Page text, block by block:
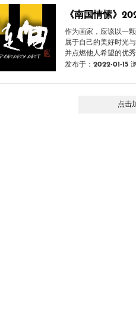
《南国情愫》
作为画家，应该以一
属于自己的美好时光
并点燃他人希望的优秀
发布于：2022-01-15
点击